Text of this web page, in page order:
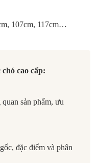
107cm, 117cm…
cao cấp:
sản phẩm, ưu
đặc điểm và phân